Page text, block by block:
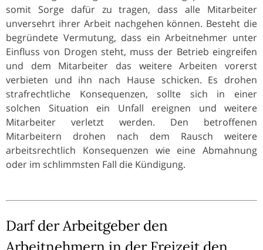
somit Sorge dafür zu tragen, dass alle Mitarbeiter
unversehrt ihrer Arbeit nachgehen können. Besteht die
begründete Vermutung, dass ein Arbeitnehmer unter
Einfluss von Drogen steht, muss der Betrieb eingreifen
und dem Mitarbeiter das weitere Arbeiten vorerst
verbieten und ihn nach Hause schicken. Es drohen
strafrechtliche Konsequenzen, sollte sich in einer
solchen Situation ein Unfall ereignen und weitere
Mitarbeiter verletzt werden. Den betroffenen
Mitarbeitern drohen nach dem Rausch weitere
arbeitsrechtlich Konsequenzen wie eine Abmahnung
oder im schlimmsten Fall die Kündigung.
Darf der Arbeitgeber den